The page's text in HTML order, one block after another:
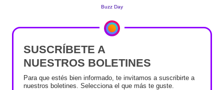
SUSCRÍBETE A
NUESTROS BOLETINES
Para que estés bien informado, te invitamos a suscribirte a
nuestros boletines. Selecciona el que más te guste.